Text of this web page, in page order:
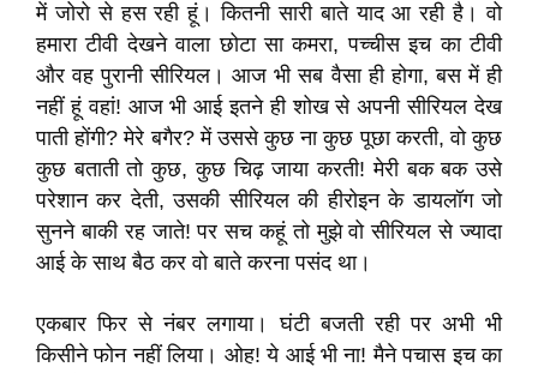
में जोरो से हस रही हूं। कितनी सारी बाते याद आ रही है। वो
हमारा टीवी देखने वाला छोटा सा कमरा, पच्चीस इच का टीवी
और वह पुरानी सीरियल। आज भी सब वैसा ही होगा, बस में ही
नहीं हूं वहां! आज भी आई इतने ही शोख से अपनी सीरियल देख
पाती होंगी? मेरे बगैर? में उससे कुछ ना कुछ पूछा करती, वो कुछ
कुछ बताती तो कुछ, कुछ चिढ़ जाया करती! मेरी बक बक उसे
परेशान कर देती, उसकी सीरियल की हीरोइन के डायलॉग जो
सुनने बाकी रह जाते! पर सच कहूं तो मुझे वो सीरियल से ज्यादा
आई के साथ बैठ कर वो बाते करना पसंद था।
एकबार फिर से नंबर लगाया। घंटी बजती रही पर अभी भी
किसीने फोन नहीं लिया। ओह! ये आई भी ना! मैने पचास इच का